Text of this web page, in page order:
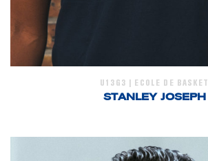
U13G3 | ECOLE DE BASKET
STANLEY JOSEPH